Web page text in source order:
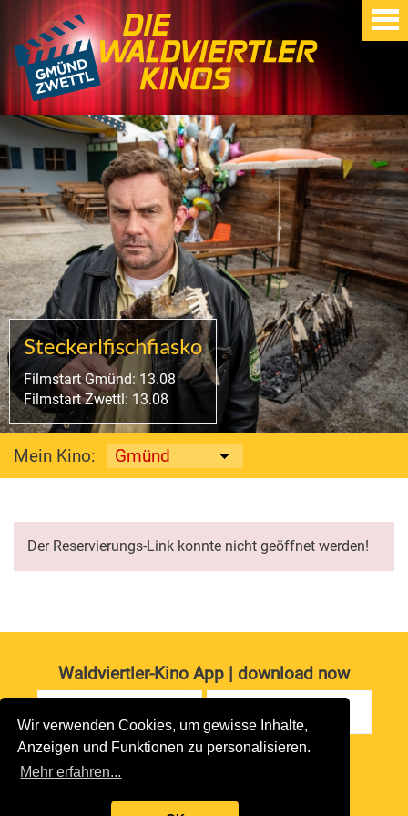
Wir verwenden Cookies, um gewisse Inhalte,
Anzeigen und Funktionen zu personalisieren.
Mehr erfahren...
Steckerlfischfiasko
Filmstart Gmünd: 13.08
Filmstart Zwettl: 13.08
Mein Kino:
Der Reservierungs-Link konnte nicht geöffnet werden!
Waldviertler-Kino App | download now
copyright 2026 waldviertler-kinos